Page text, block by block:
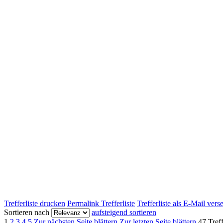
Trefferliste drucken Permalink Trefferliste Trefferliste als E-Mail
Sortieren nach
aufsteigend sortieren